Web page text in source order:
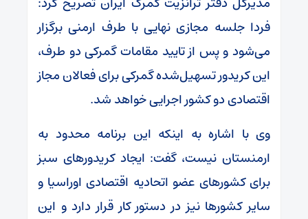
فردا جلسه مجازی نهایی با طرف ارمنی برگزار
می‌شود و پس از تایید مقامات گمرکی دو طرف،
این کریدور تسهیل‌شده گمرکی برای فعالان مجاز
اقتصادی دو کشور اجرایی خواهد شد.
وی با اشاره به اینکه این برنامه محدود به
ارمنستان نیست، گفت: ایجاد کریدورهای سبز
برای کشورهای عضو اتحادیه اقتصادی اوراسیا و
سایر کشورها نیز در دستور کار قرار دارد و این